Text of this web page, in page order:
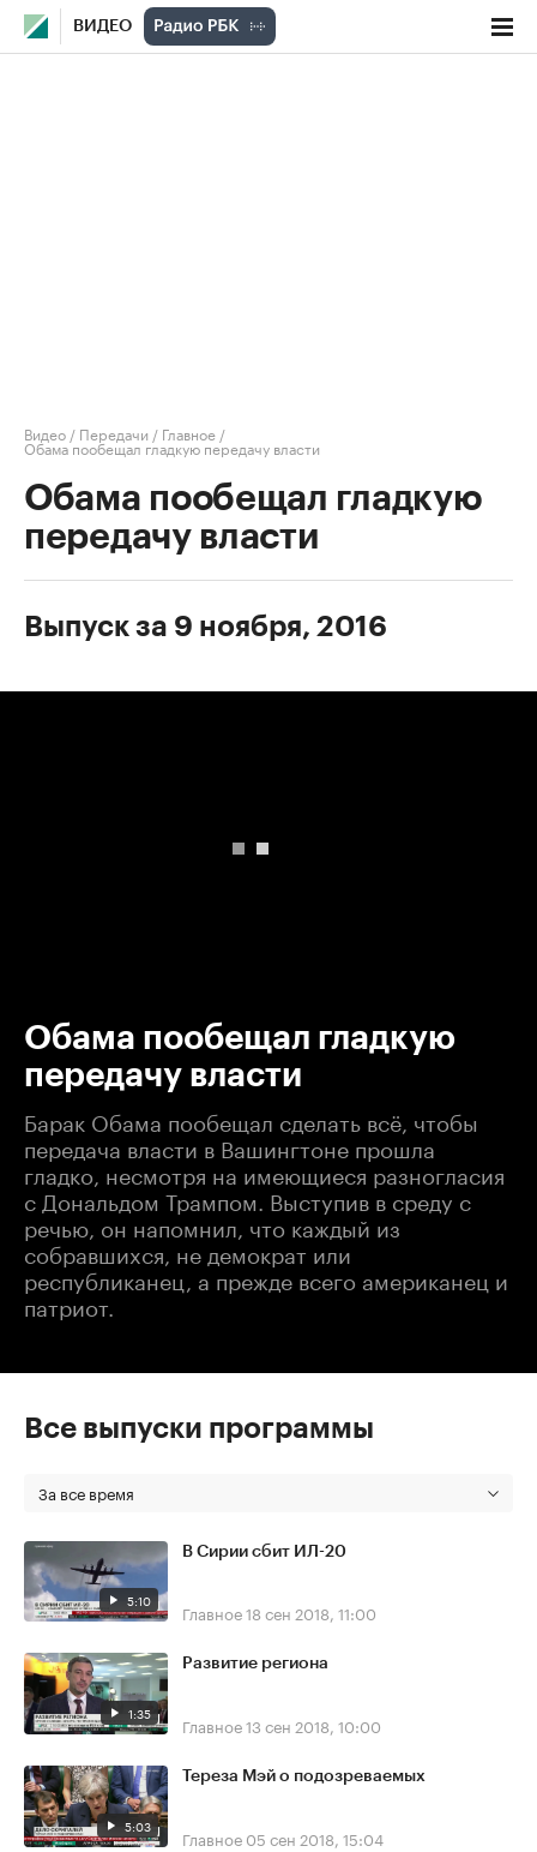
ВИДЕО
Видео / Передачи / Главное /
Обама пообещал гладкую передачу власти
Обама пообещал гладкую
передачу власти
Выпуск за 9 ноября, 2016
Обама пообещал гладкую
передачу власти
Барак Обама пообещал сделать всё, чтобы
передача власти в Вашингтоне прошла
гладко, несмотря на имеющиеся разногласия
с Дональдом Трампом. Выступив в среду с
речью, он напомнил, что каждый из
собравшихся, не демократ или
республиканец, а прежде всего американец и
патриот.
Все выпуски программы
За все время
5:10
В Сирии сбит ИЛ-20
Главное18 сен 2018, 11:00
1:35
Развитие региона
Главное13 сен 2018, 10:00
5:03
Тереза Мэй о подозреваемых
Главное 05 сен 2018, 15:04